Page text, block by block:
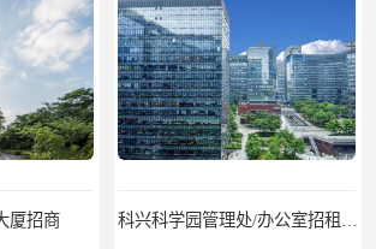
科兴科学园管理处/办公室招租/租金价格